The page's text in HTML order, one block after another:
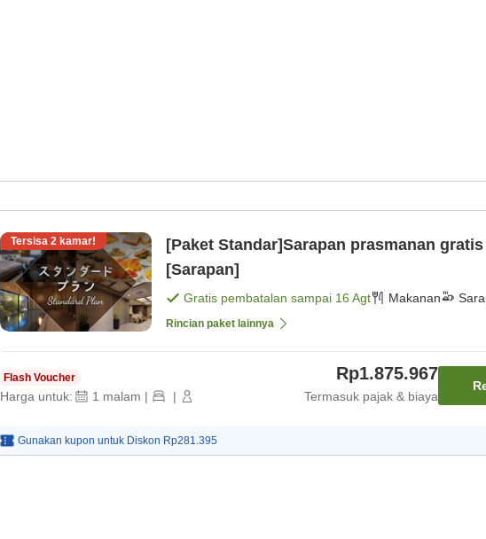
Tersisa 2 kamar!
[Paket Standar]Sarapan prasmanan
[Sarapan]
Gratis pembatalan sampai 16 Agt Makanan
Rincian paket lainnya
Flash Voucher
Harga untuk: 1 malam | |
Rp1.875.967
Termasuk pajak & biaya
Gunakan kupon untuk Diskon Rp281.395